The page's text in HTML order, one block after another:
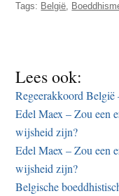
Tags: België,
Lees ook:
Regeerakkoord België
Edel Maex – Zou een
wijsheid zijn?
Edel Maex – Zou een
wijsheid zijn?
Belgische